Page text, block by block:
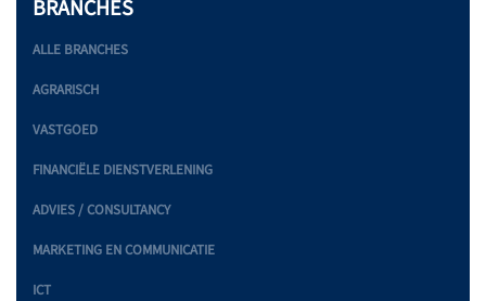
BRANCHES
ALLE BRANCHES
AGRARISCH
VASTGOED
FINANCIËLE DIENSTVERLENING
ADVIES / CONSULTANCY
MARKETING EN COMMUNICATIE
ICT